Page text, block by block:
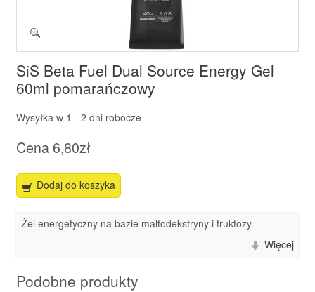
SiS Beta Fuel Dual Source Energy Gel
60ml pomarańczowy
Wysyłka w 1 - 2 dni robocze
Cena6,80zł
Dodaj do koszyka
Żel energetyczny na bazie maltodekstryny i fruktozy.
Więcej
Podobne produkty